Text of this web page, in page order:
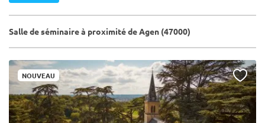
Salle de séminaire à proximité de Agen (47000)
NOUVEAU